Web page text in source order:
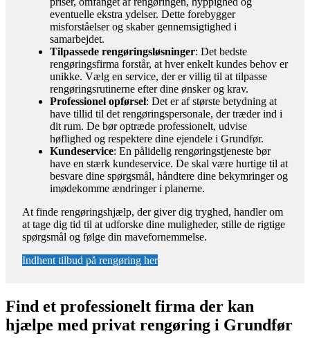
eventuelle ekstra ydelser. Dette forebygger
misforståelser og skaber gennemsigtighed i
samarbejdet.
Tilpassede rengøringsløsninger: Det bedste
rengøringsfirma forstår, at hver enkelt kundes behov er
unikke. Vælg en service, der er villig til at tilpasse
rengøringsrutinerne efter dine ønsker og krav.
Professionel opførsel: Det er af største betydning at
have tillid til det rengøringspersonale, der træder ind i
dit rum. De bør optræde professionelt, udvise
høflighed og respektere dine ejendele i Grundfør.
Kundeservice: En pålidelig rengøringstjeneste bør
have en stærk kundeservice. De skal være hurtige til at
besvare dine spørgsmål, håndtere dine bekymringer og
imødekomme ændringer i planerne.
At finde rengøringshjælp, der giver dig tryghed, handler om
at tage dig tid til at udforske dine muligheder, stille de rigtige
spørgsmål og følge din mavefornemmelse.
Indhent tilbud på rengøring her
Find et professionelt firma der kan
hjælpe med privat rengøring i Grundfør